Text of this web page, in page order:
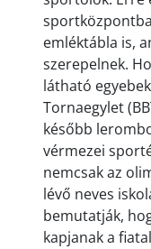
emléktábla is,
szerepelnek.
látható
Tornaegylet
később
vérmezei
nemcsak az
lévő neves
bemutatják,
kapjanak a